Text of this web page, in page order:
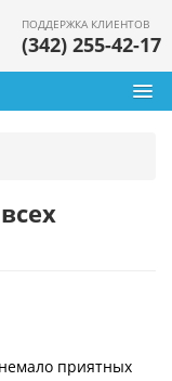
ПОДДЕРЖКА КЛИЕНТОВ
(342) 255-42-17
приятных